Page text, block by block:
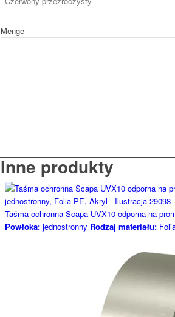
Menge
Inne produkty
Taśma ochronna Scapa UVX10 odporna na
Powłoka: jednostronny Rodzaj materiału: